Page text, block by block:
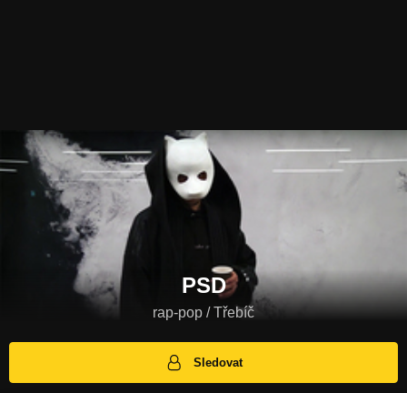
PSD
rap-pop / Třebíč
Sledovat